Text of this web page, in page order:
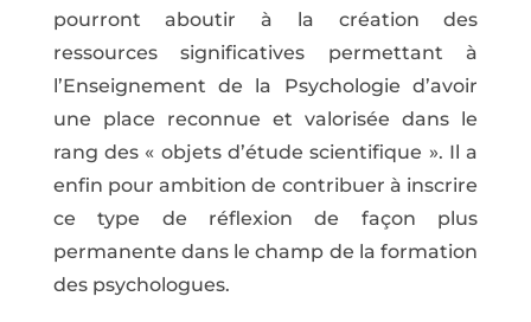
pourront aboutir à la création des
ressources significatives permettant à
l’Enseignement de la Psychologie d’avoir
une place reconnue et valorisée dans le
rang des « objets d’étude scientifique ». Il a
enfin pour ambition de contribuer à inscrire
ce type de réflexion de façon plus
permanente dans le champ de la formation
des psychologues.